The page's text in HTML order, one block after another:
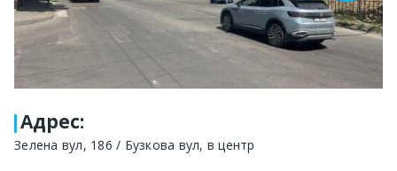
Адрес:
Зелена вул, 186 / Бузкова вул, в центр